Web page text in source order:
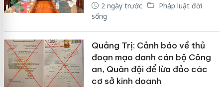
2 ngày trước
Pháp luật đời
sống
Quảng Trị: Cảnh báo về thủ
đoạn mạo danh cán bộ Công
an, Quân đội để lừa đảo các
cơ sở kinh doanh